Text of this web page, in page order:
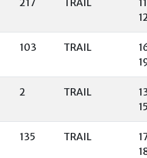
217 TRAIL
103 TRAIL
2 TRAIL
135 TRAIL